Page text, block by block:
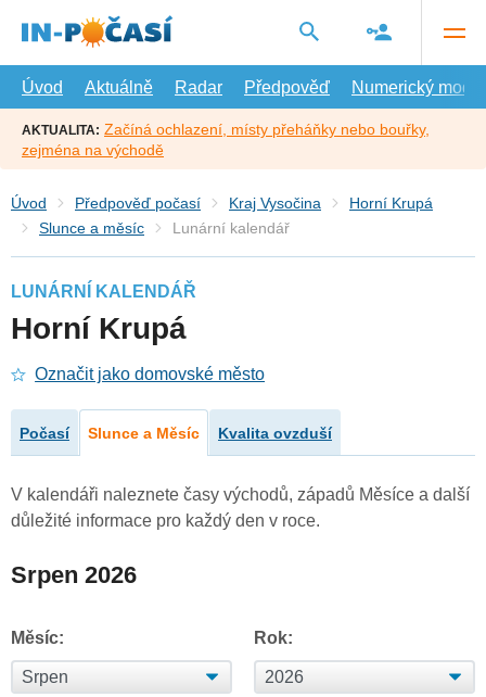
hlavní
Úvod
Aktuálně Radar Předpověď Numerický model
AKTUALITA: Začíná ochlazení, místy přeháňky nebo bouřky,
zejména na východě
Úvod Předpověď počasí Kraj Vysočina
Horní Krupá
Slunce a měsíc
Lunární kalendář
LUNÁRNÍ KALENDÁŘ
Horní Krupá
Označit jako domovské město
Počasí Slunce a Měsíc Kvalita ovzduší
V kalendáři naleznete časy východů, západů Měsíce a další
důležité informace pro každý den v roce.
Srpen 2026
Měsíc: Rok: